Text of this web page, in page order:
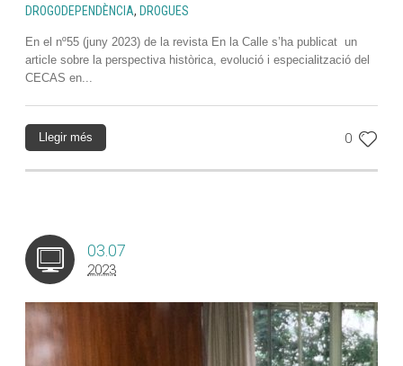
DROGODEPENDÈNCIA, DROGUES
En el nº55 (juny 2023) de la revista En la Calle s’ha publicat un
article sobre la perspectiva històrica, evolució i especialització del
CECAS en...
0
Llegir més
03.07
2023